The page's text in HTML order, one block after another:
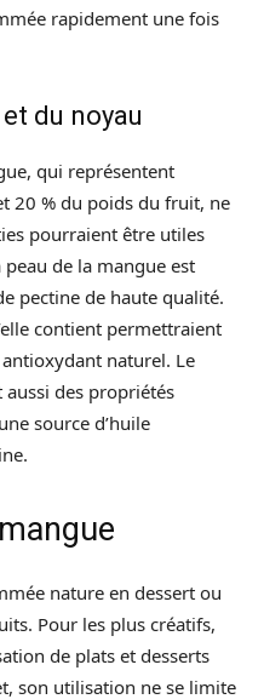
rapidement une fois
du noyau
qui représentent
20 % du poids du fruit, ne
pourraient être utiles
de la mangue est
pectine de haute qualité.
contient permettraient
naturel. Le
des propriétés
source d’huile
nature en dessert ou
Pour les plus créatifs,
de plats et desserts
son utilisation ne se limite